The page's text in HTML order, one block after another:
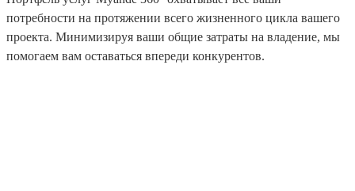
потребности на протяжении всего жизненного цикла вашего
проекта. Минимизируя ваши общие затраты на владение, мы
помогаем вам оставаться впереди конкурентов.